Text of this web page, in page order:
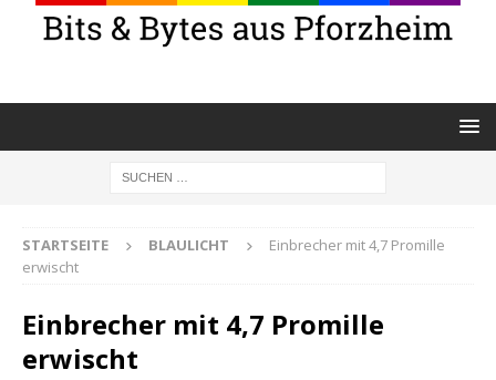
STARTSEITE BLAULICHT
Einbrecher mit 4,7 Promille
erwischt
Einbrecher mit 4,7 Promille
erwischt